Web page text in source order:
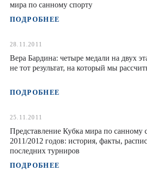
мира по санному спорту
ПОДРОБНЕЕ
28.11.2011
Вера Бардина: четыре медали на двух
не тот результат, на который мы
ПОДРОБНЕЕ
25.11.2011
Представление Кубка мира по санному
2011/2012 годов: история, факты,
последних турниров
ПОДРОБНЕЕ